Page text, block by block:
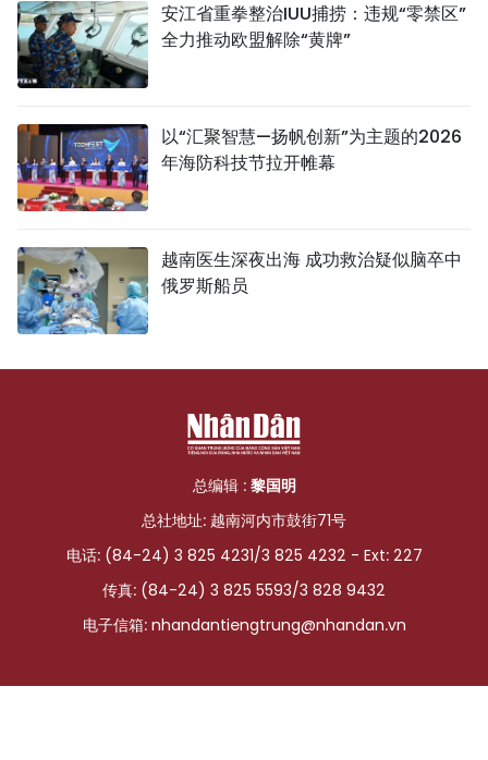
安江省重拳整治IUU捕捞：违规“零禁区”
全力推动欧盟解除“黄牌”
以“汇聚智慧—扬帆创新”为主题的2026
年海防科技节拉开帷幕
越南医生深夜出海 成功救治疑似脑卒中
俄罗斯船员
总编辑 : 黎国明
总社地址: 越南河内市鼓街71号
电话: (84-24) 3 825 4231/3 825 4232 - Ext: 227
传真: (84-24) 3 825 5593/3 828 9432
电子信箱: nhandantiengtrung@nhandan.vn